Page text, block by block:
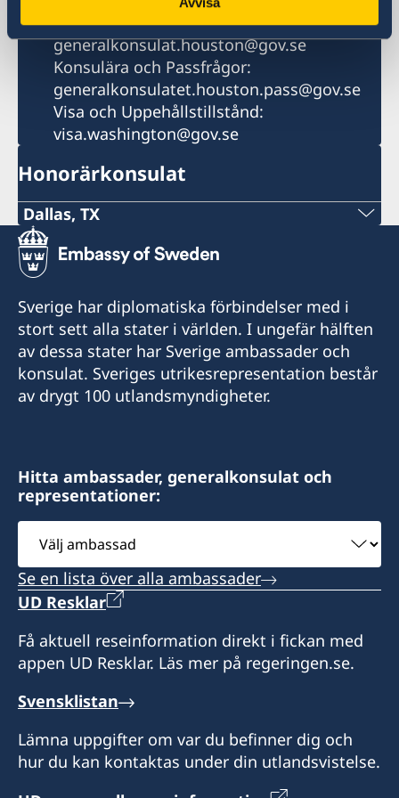
Allmänna frågor och Provisoriska Pass:
generalkonsulat.houston@gov.se
Konsulära och Passfrågor:
generalkonsulatet.houston.pass@gov.se
Visa och Uppehållstillstånd:
visa.washington@gov.se
Honorärkonsulat
Dallas, TX
Tel:
+1 (214) 308-2590
E-post:
dallas@consulateofsweden.org
6301 Gaston Avenue, suite 1322, West Tower,
Distrikt: Norra Texas.
Besök via tidsbokning endast.
Sverige har diplomatiska förbindelser med i
stort sett alla stater i världen. I ungefär hälften
av dessa stater har Sverige ambassader och
konsulat. Sveriges utrikesrepresentation består
av drygt 100 utlandsmyndigheter.
Hitta ambassader, generalkonsulat och
representationer:
Välj
ambassad
Se en lista över alla ambassader
UD Resklar
Få aktuell reseinformation direkt i fickan med
appen UD Resklar. Läs mer på regeringen.se.
Svensklistan
Lämna uppgifter om var du befinner dig och
hur du kan kontaktas under din utlandsvistelse.